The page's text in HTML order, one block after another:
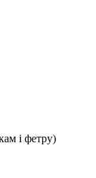
і фетру)